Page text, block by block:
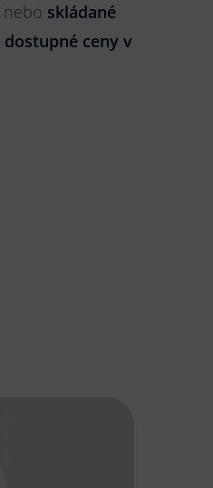
nebo skládané
dostupné ceny v